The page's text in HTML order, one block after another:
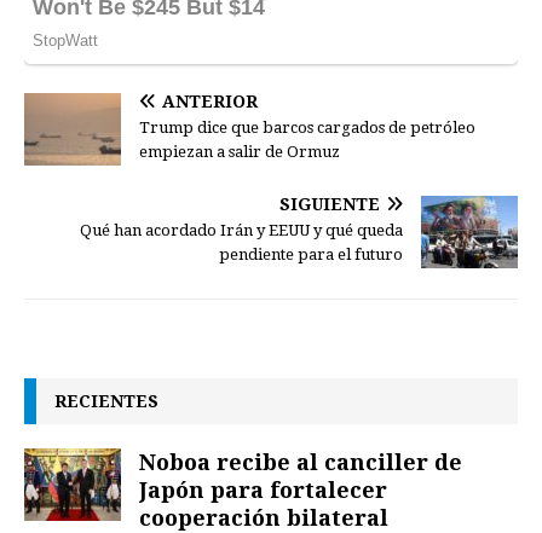
ANTERIOR
Trump dice que barcos cargados de petróleo
empiezan a salir de Ormuz
SIGUIENTE
Qué han acordado Irán y EEUU y qué queda
pendiente para el futuro
RECIENTES
Noboa recibe al canciller de
Japón para fortalecer
cooperación bilateral